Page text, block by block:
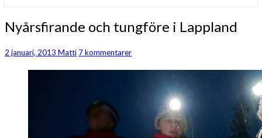
Nyårsfirande
och
i
Lappland
Nyårsfirande och tungföre i Lappland
2 januari, 2013 Matti Kommentarer
7 kommentarer